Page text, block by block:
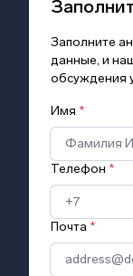
Заполните
данные, и
обсуждения
Имя *
Телефон *
Почта *